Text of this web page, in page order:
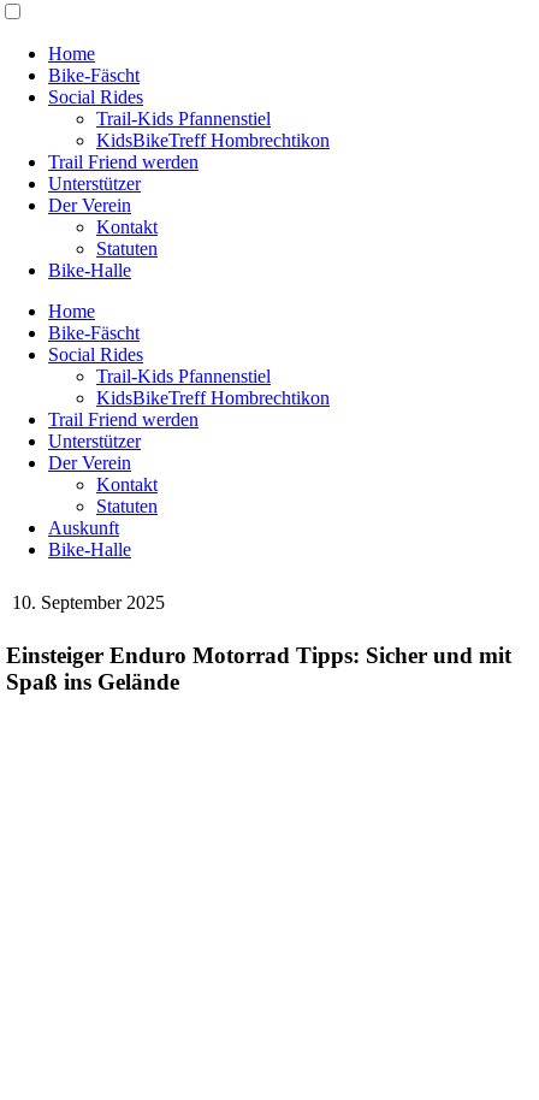
Home
Bike-Fäscht
Social Rides
Trail-Kids Pfannenstiel
KidsBikeTreff Hombrechtikon
Trail Friend werden
Unterstützer
Der Verein
Kontakt
Statuten
Bike-Halle
Home
Bike-Fäscht
Social Rides
Trail-Kids Pfannenstiel
KidsBikeTreff Hombrechtikon
Trail Friend werden
Unterstützer
Der Verein
Kontakt
Statuten
Auskunft
Bike-Halle
10. September 2025
Einsteiger Enduro Motorrad Tipps: Sicher und mit
Spaß ins Gelände